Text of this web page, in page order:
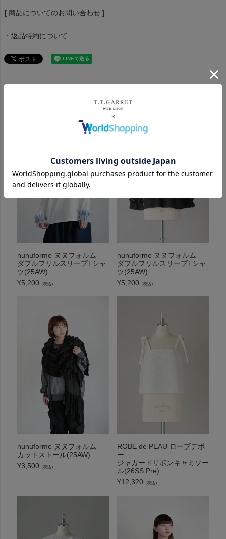
[ 商品についてのお問い合わせ ]
・返品特約について
nunuforme ヌヌフォルム
ダブルフリルスリーブTシャ
ツ(25AW)
¥5,200 （税込）
nunuforme ヌヌフォルム
ダブルフリルスリーブTシャ
ツ(25AW)
¥5,200 （税込）
nunuforme ヌヌフォルム
カットストール(25AW)
¥3,500 （税込）
ROBE de PEAU ローブデポ
ー
ジャガードリボンキャミソー
ル(26SS Pre)
¥12,320 （税込）